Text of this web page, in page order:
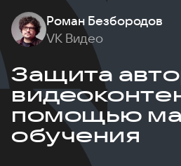
Роман Безбородов
VK Видео
Защита
помощью
обучения